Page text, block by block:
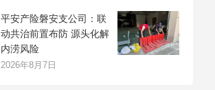
平安产险磐安支公司：联
动共治前置布防 源头化解
内涝风险
2026年8月7日